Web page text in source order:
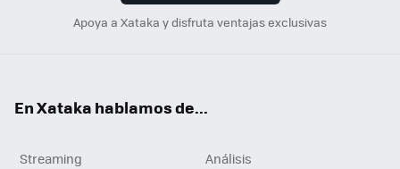
Apoya a Xataka y disfruta ventajas exclusivas
En Xataka hablamos de...
Streaming
Análisis